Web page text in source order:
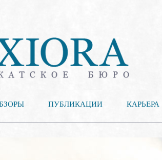
ПУБЛИКАЦИИ КАРЬЕРА